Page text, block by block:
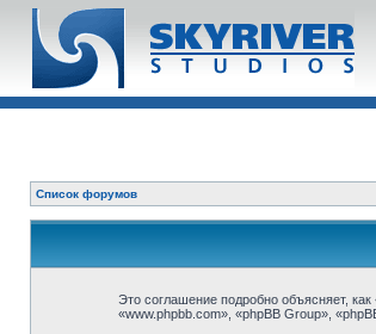
Список форумов
Это соглашение подробно объясняет,
«www.phpbb.com», «phpBB Group»,